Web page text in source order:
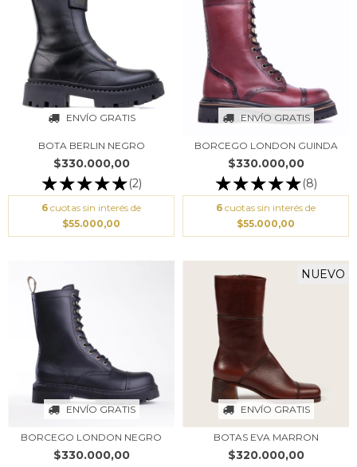
ENVÍO GRATIS
BOTA BERLIN NEGRO
$330.000,00
(2)
6 cuotas sin interés de
$55.000,00
ENVÍO GRATIS
BORCEGO LONDON GUINDA
$330.000,00
(8)
6 cuotas sin interés de
$55.000,00
ENVÍO GRATIS
BORCEGO LONDON NEGRO
$330.000,00
ENVÍO GRATIS
NUEVO
BOTAS EVA MARRON
$320.000,00